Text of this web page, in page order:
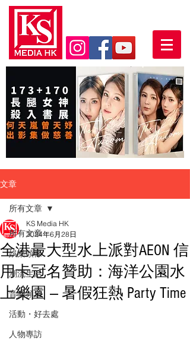
文章
所有文章
娛樂頭條
潮流生活
音樂頻道
活動・好去處
人物專訪
所有文章
全港最大型水上派對AEON 信
用卡冠名贊助：海洋公園水
上樂園 — 暑假狂熱 Party Time
KS Media HK
2024年6月28日